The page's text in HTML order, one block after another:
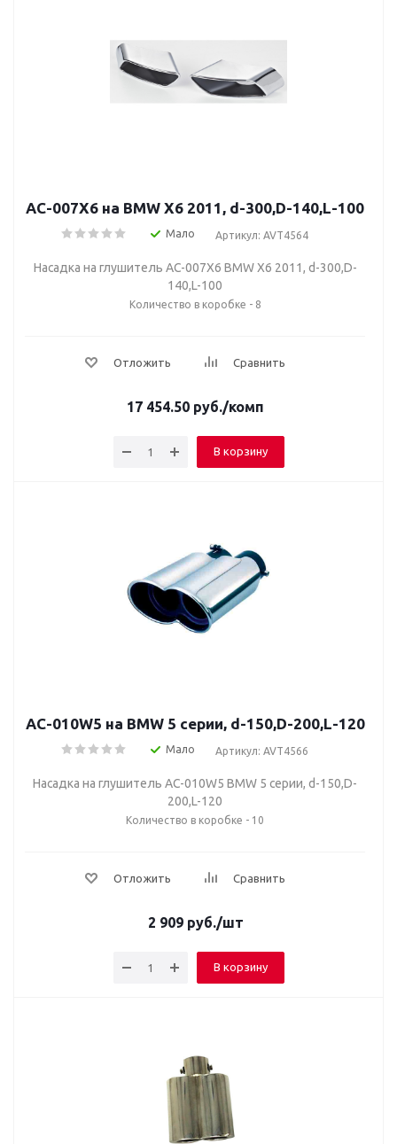
AC-007X6 на BMW X6 2011, d-300,D-140,L-100
Мало Артикул: AVT4564
Насадка на глушитель AC-007X6 BMW X6 2011, d-300,D-
140,L-100
Количество в коробке - 8
Отложить Сравнить
17 454.50 руб./комп
В корзину
AC-010W5 на BMW 5 серии, d-150,D-200,L-120
Мало Артикул: AVT4566
Насадка на глушитель AC-010W5 BMW 5 серии, d-150,D-
200,L-120
Количество в коробке - 10
Отложить Сравнить
2 909руб./шт
В корзину